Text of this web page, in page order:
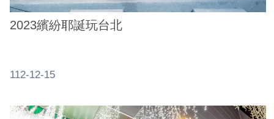
音
專
2023繽紛耶誕玩台北
112-12-15